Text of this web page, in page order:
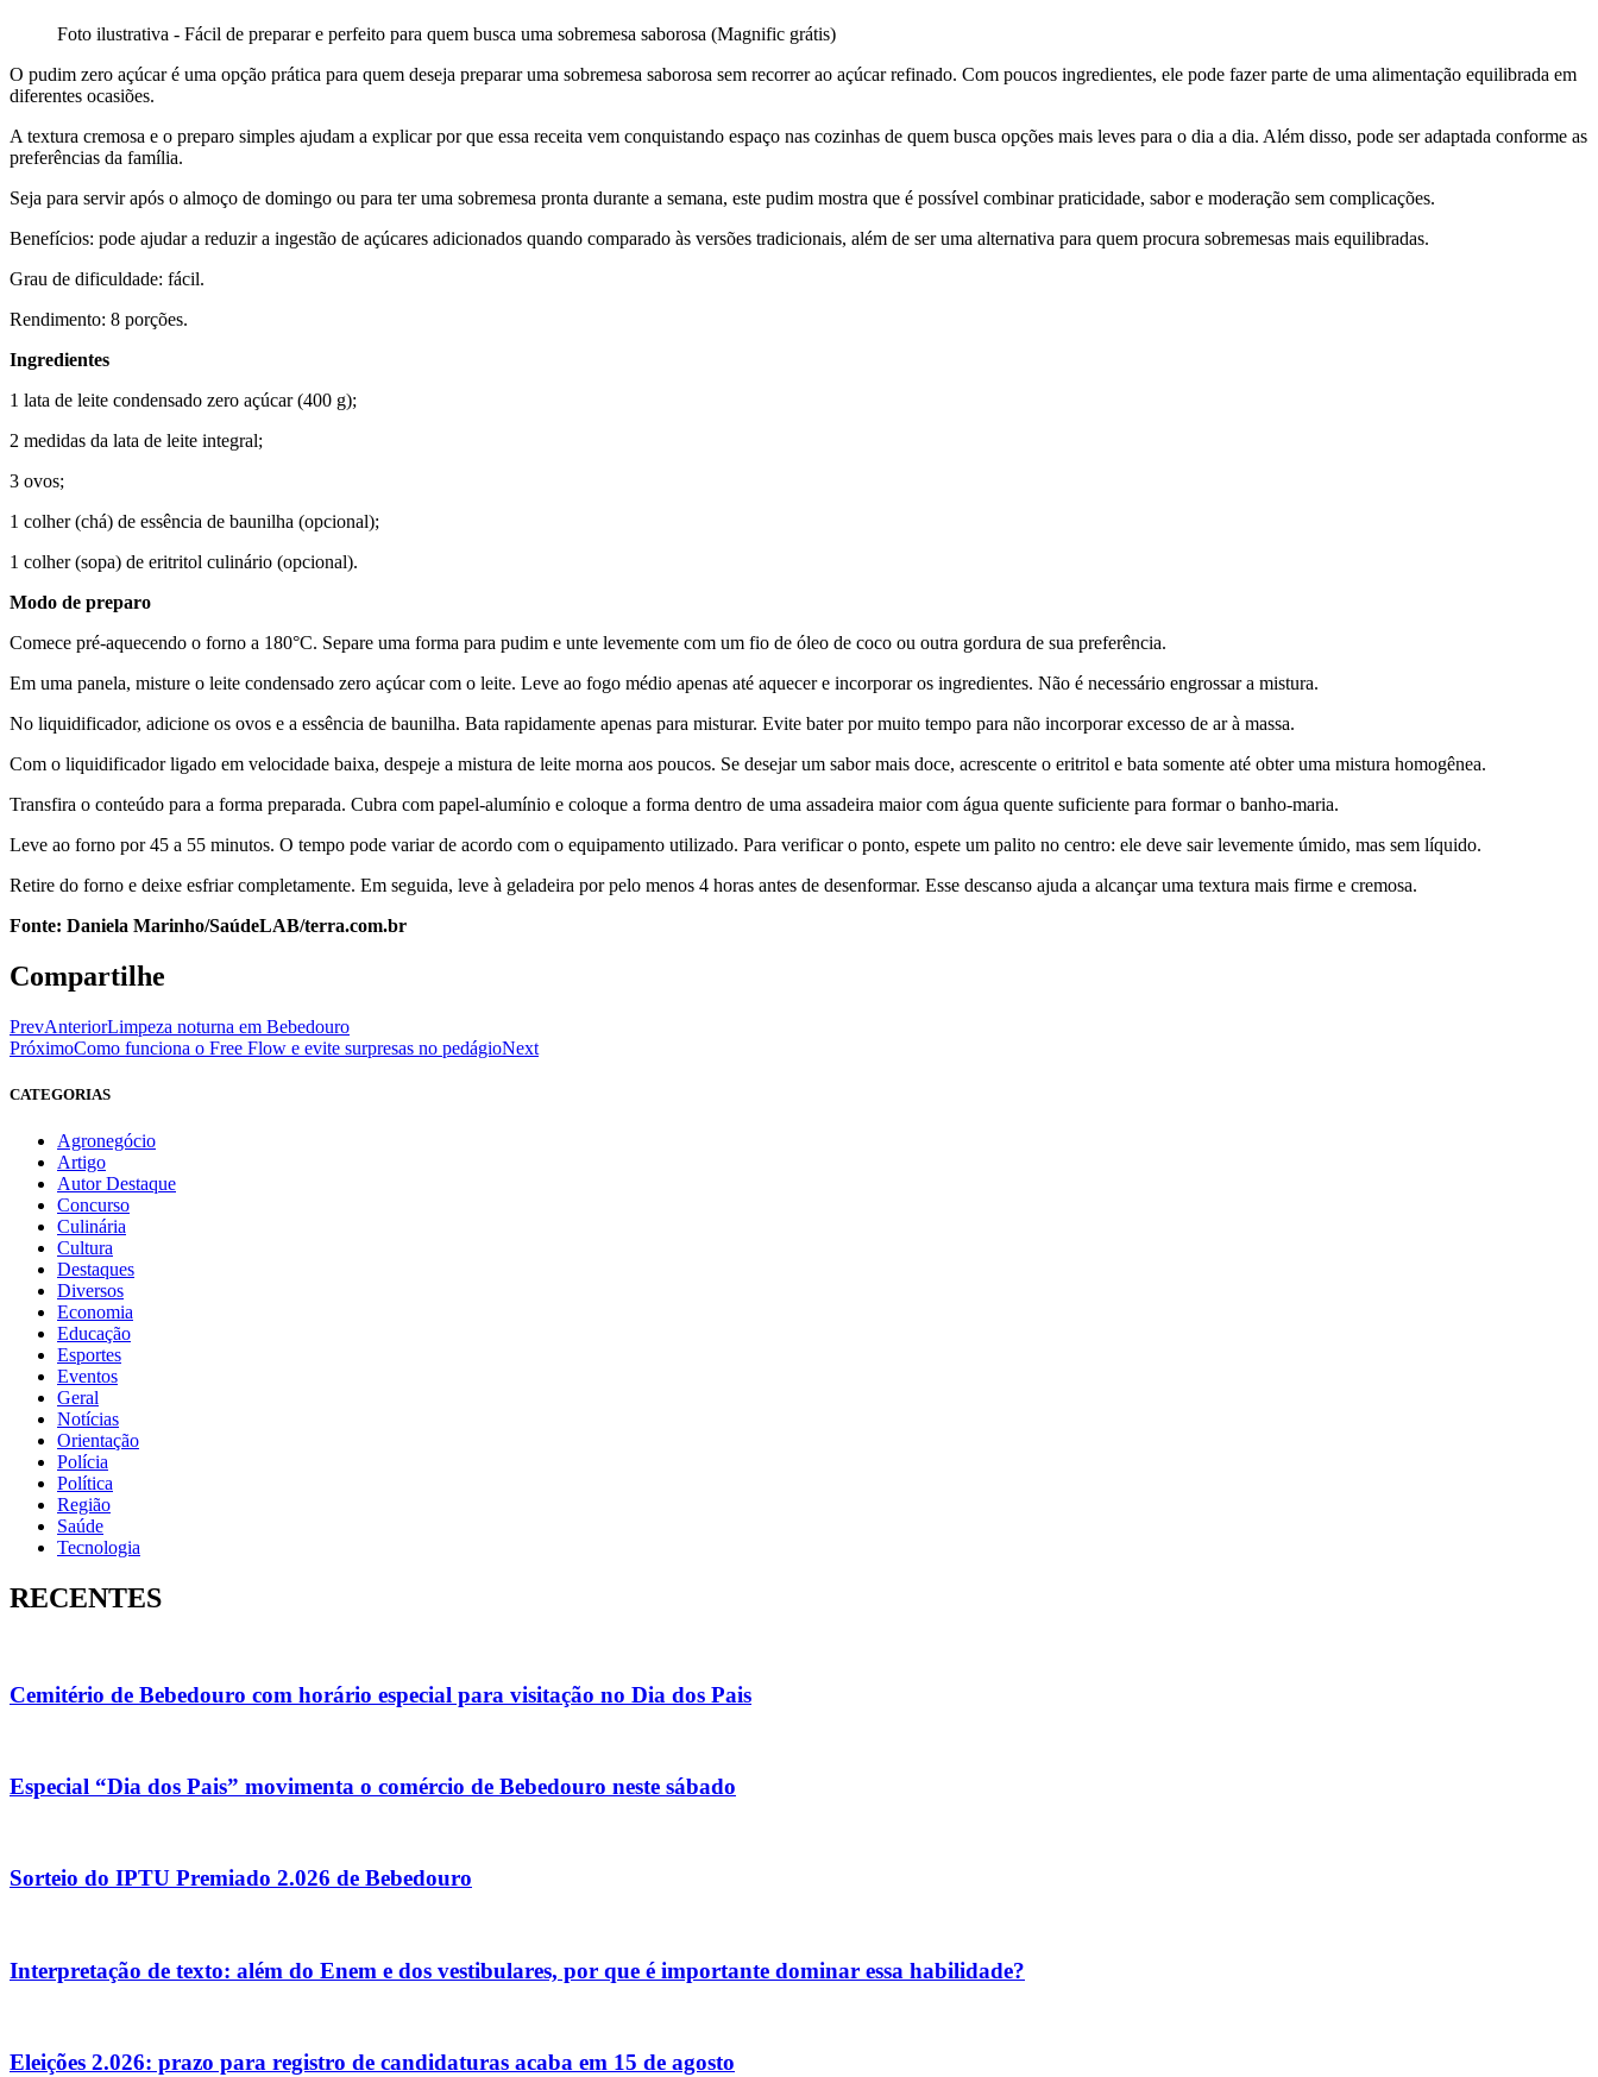
Foto ilustrativa - Fácil de preparar e perfeito para quem busca uma sobremesa saborosa (Magnific grátis)
O pudim zero açúcar é uma opção prática para quem deseja preparar uma sobremesa saborosa sem recorrer ao açúcar refinado. Com poucos ingredientes, ele pode fazer parte de uma alimentação equilibrada em
diferentes ocasiões.
A textura cremosa e o preparo simples ajudam a explicar por que essa receita vem conquistando espaço nas cozinhas de quem busca opções mais leves para o dia a dia. Além disso, pode ser adaptada conforme as
preferências da família.
Seja para servir após o almoço de domingo ou para ter uma sobremesa pronta durante a semana, este pudim mostra que é possível combinar praticidade, sabor e moderação sem complicações.
Benefícios: pode ajudar a reduzir a ingestão de açúcares adicionados quando comparado às versões tradicionais, além de ser uma alternativa para quem procura sobremesas mais equilibradas.
Grau de dificuldade: fácil.
Rendimento: 8 porções.
Ingredientes
1 lata de leite condensado zero açúcar (400 g);
2 medidas da lata de leite integral;
3 ovos;
1 colher (chá) de essência de baunilha (opcional);
1 colher (sopa) de eritritol culinário (opcional).
Modo de preparo
Comece pré-aquecendo o forno a 180°C. Separe uma forma para pudim e unte levemente com um fio de óleo de coco ou outra gordura de sua preferência.
Em uma panela, misture o leite condensado zero açúcar com o leite. Leve ao fogo médio apenas até aquecer e incorporar os ingredientes. Não é necessário engrossar a mistura.
No liquidificador, adicione os ovos e a essência de baunilha. Bata rapidamente apenas para misturar. Evite bater por muito tempo para não incorporar excesso de ar à massa.
Com o liquidificador ligado em velocidade baixa, despeje a mistura de leite morna aos poucos. Se desejar um sabor mais doce, acrescente o eritritol e bata somente até obter uma mistura homogênea.
Transfira o conteúdo para a forma preparada. Cubra com papel-alumínio e coloque a forma dentro de uma assadeira maior com água quente suficiente para formar o banho-maria.
Leve ao forno por 45 a 55 minutos. O tempo pode variar de acordo com o equipamento utilizado. Para verificar o ponto, espete um palito no centro: ele deve sair levemente úmido, mas sem líquido.
Retire do forno e deixe esfriar completamente. Em seguida, leve à geladeira por pelo menos 4 horas antes de desenformar. Esse descanso ajuda a alcançar uma textura mais firme e cremosa.
Fonte: Daniela Marinho/SaúdeLAB/terra.com.br
Compartilhe
PrevAnteriorLimpeza noturna em Bebedouro
PróximoComo funciona o Free Flow e evite surpresas no pedágioNext
CATEGORIAS
Agronegócio
Artigo
Autor Destaque
Concurso
Culinária
Cultura
Destaques
Diversos
Economia
Educação
Esportes
Eventos
Geral
Notícias
Orientação
Polícia
Política
Região
Saúde
Tecnologia
RECENTES
Cemitério de Bebedouro com horário especial para visitação no Dia dos Pais
Especial “Dia dos Pais” movimenta o comércio de Bebedouro neste sábado
Sorteio do IPTU Premiado 2.026 de Bebedouro
Interpretação de texto: além do Enem e dos vestibulares, por que é importante dominar essa habilidade?
Eleições 2.026: prazo para registro de candidaturas acaba em 15 de agosto